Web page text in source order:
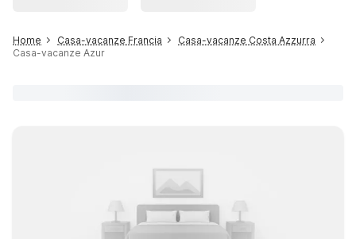
Home Casa-vacanze Francia
Casa-vacanze Costa Azzurra
Casa-vacanze Azur